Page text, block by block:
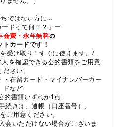
ちではない方に…
ードって何？？』ー
会費・永年無料の
トカードです！
受け取り！すぐに使えます。/
を確認できる公的書類をご用意
ださい。
在留カード・マイナンバーカー
ドなど
的書類いずれか1点
続きは、通帳（口座番号）、
ご用意ください。
会いただけない場合がございま